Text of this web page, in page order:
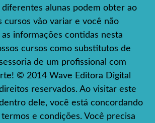
alunas podem obter ao
cursos vão variar e você não
informações contidas nesta
cursos como substitutos de
de um profissional com
© 2014 Wave Editora Digital
reservados. Ao visitar este
dele, você está concordando
e condições. Você precisa